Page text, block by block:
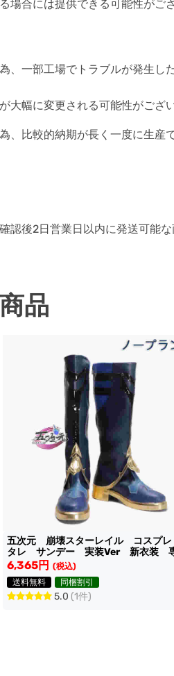
合には提供できる可能性がご
一部工場でトラブルが発生し
幅に変更される可能性がござい
比較的納期が長く一度に生産
後2日営業日以内に発送可能
品
五次元 崩壊スターレイル コスプ
タレ サンデー 実装Ver 新衣装
靴
6,365円 (税込)
送料無料
同梱割引
5.0 (1件)